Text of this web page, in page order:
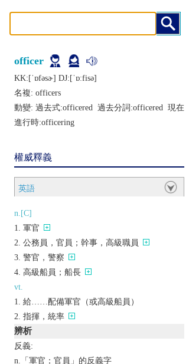
officer
KK:[ˈɒfǝsɚ] DJ:[ˈɒːfisǝ]
名複: officers
動變: 過去式:officered 過去分詞:officered 現在
進行時:officering
權威釋義
英語
n.[C]
軍官
公務員，官員；幹事，高級職員
警官，警察
高級船員；船長
vt.
給……配備軍官（或高級船員）
指揮，統率
辨析
反義:
n.「軍官；官員」的反義字